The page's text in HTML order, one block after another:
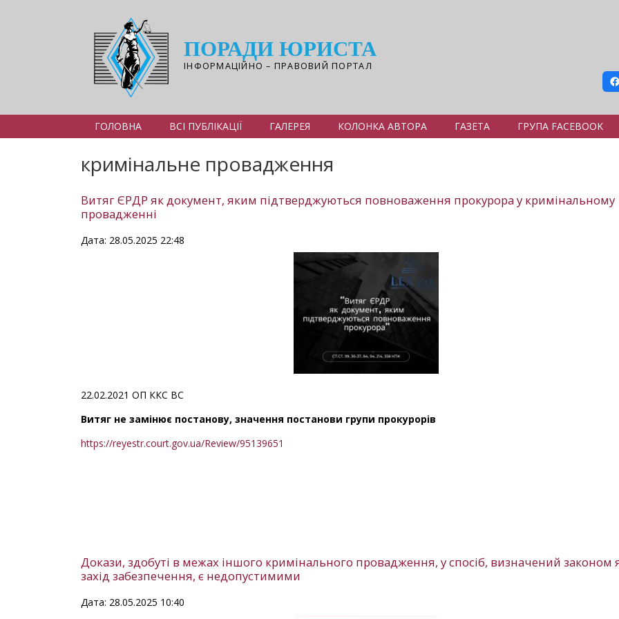
ПОРАДИ ЮРИСТА
ІНФОРМАЦІЙНО – ПРАВОВИЙ ПОРТАЛ
ГОЛОВНА ВСІ ПУБЛІКАЦІЇ ГАЛЕРЕЯ КОЛОНКА АВТОРА ГАЗЕТА ГРУПА FACEBOOK
кримінальне провадження
Витяг ЄРДР як документ, яким підтверджуються повноваження прокурора у кримінальному
провадженні
Дата: 28.05.2025 22:48
22.02.2021 ОП ККС ВС
Витяг не замінює постанову, значення постанови групи прокурорів
https://reyestr.court.gov.ua/Review/95139651
Докази, здобуті в межах іншого кримінального провадження, у спосіб, визначений законом
захід забезпечення, є недопустимими
Дата: 28.05.2025 10:40